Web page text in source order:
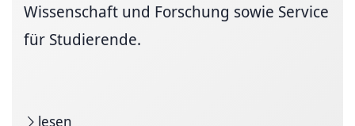
Wissenschaft und Forschung sowie Service
für Studierende.
lesen